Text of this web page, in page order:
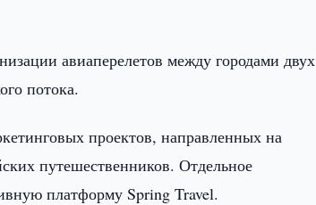
авиаперелетов между городами двух
потока.
проектов, направленных на
путешественников. Отдельное
платформу Spring Travel.